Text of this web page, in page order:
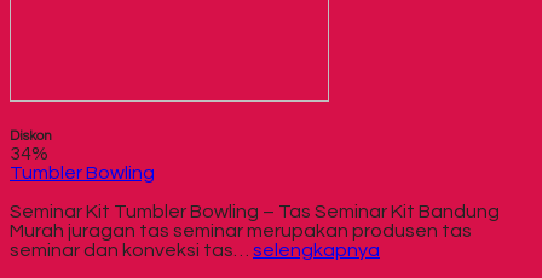
Diskon
34%
Tumbler Bowling
Seminar Kit Tumbler Bowling – Tas Seminar Kit Bandung
Murah juragan tas seminar merupakan produsen tas
seminar dan konveksi tas… selengkapnya